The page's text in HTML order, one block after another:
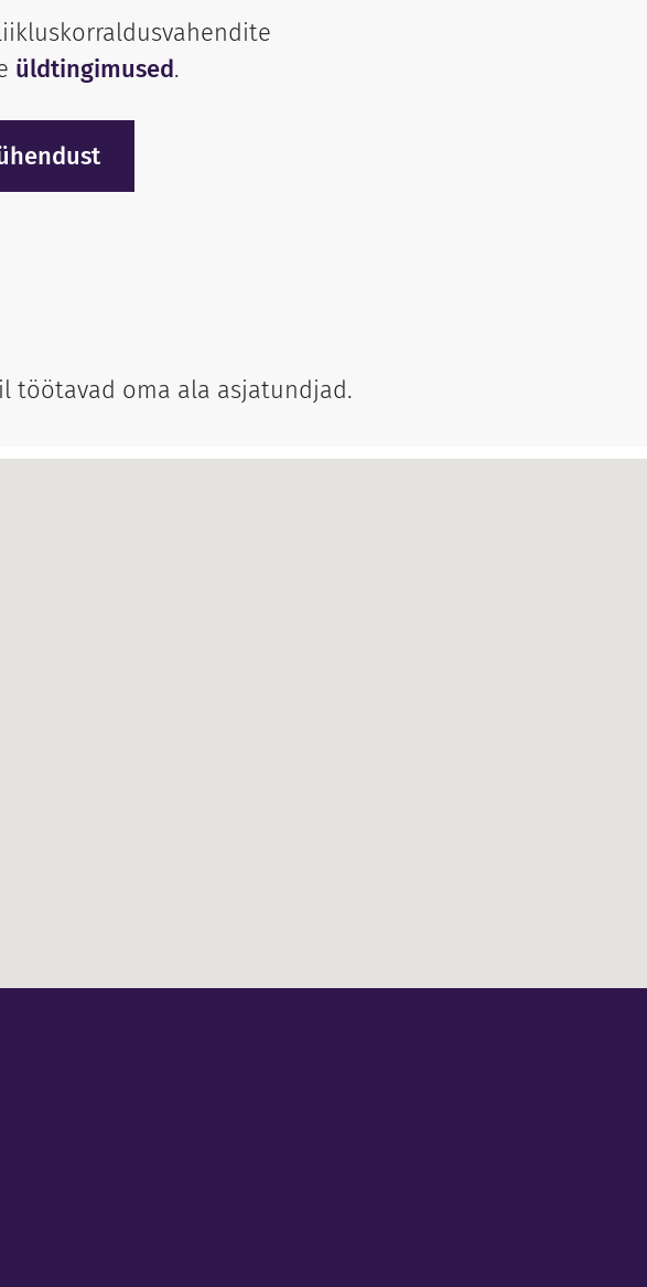
üldtingimused.
töötavad oma ala asjatundjad.